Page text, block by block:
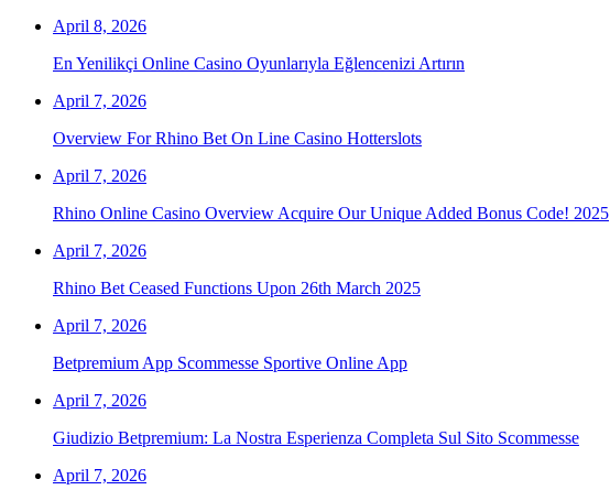
April 8, 2026
En Yenilikçi Online Casino Oyunlarıyla Eğlencenizi Artırın
April 7, 2026
Overview For Rhino Bet On Line Casino Hotterslots
April 7, 2026
Rhino Online Casino Overview Acquire Our Unique Added Bonus Code! 2025
April 7, 2026
Rhino Bet Ceased Functions Upon 26th March 2025
April 7, 2026
Betpremium App Scommesse Sportive Online App
April 7, 2026
Giudizio Betpremium: La Nostra Esperienza Completa Sul Sito Scommesse
April 7, 2026